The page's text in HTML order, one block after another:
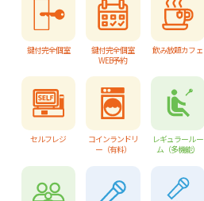
鍵付完全個室
鍵付完全個室
WEB予約
飲み放題カフェ
セルフレジ
コインランドリ
ー（有料）
レギュラールー
ム（多機能）